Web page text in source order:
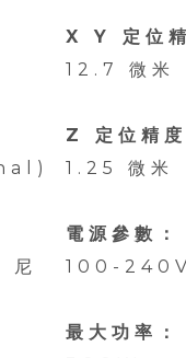
尼
X Y 定位
12.7 微米
Z 定位精
1.25 微米
電源參數：
100-
最大功率：